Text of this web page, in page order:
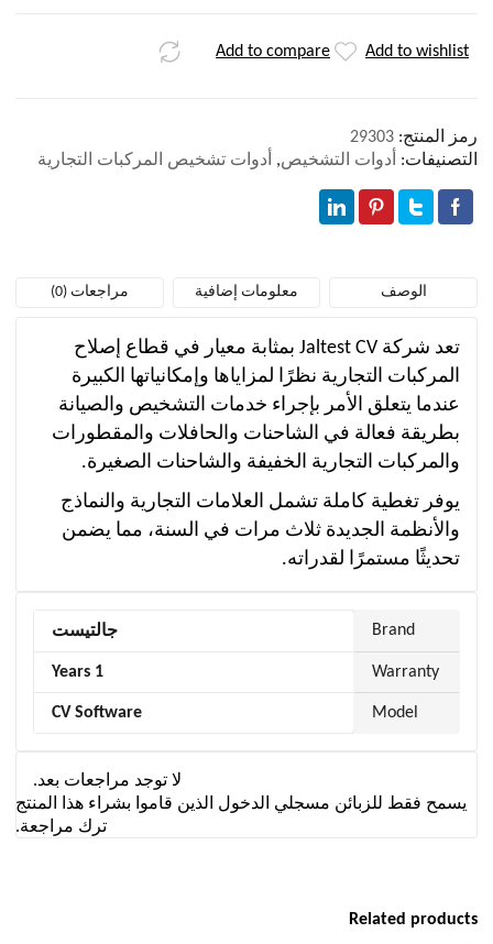
Add to wishlist
Add to compare
رمز المنتج: 29303
التصنيفات:
أدوات التشخيص, أدوات تشخيص المركبات التجارية
الوصف معلومات إضافية مراجعات (0)
تعد شركة Jaltest CV بمثابة معيار في قطاع إصلاح
المركبات التجارية نظرًا لمزاياها وإمكانياتها الكبيرة
عندما يتعلق الأمر بإجراء خدمات التشخيص والصيانة
بطريقة فعالة في الشاحنات والحافلات والمقطورات
والمركبات التجارية الخفيفة والشاحنات الصغيرة.
يوفر تغطية كاملة تشمل العلامات التجارية والنماذج
والأنظمة الجديدة ثلاث مرات في السنة، مما يضمن
تحديثًا مستمرًا لقدراته.
Brand جالتيست
Warranty
1 Years
Model
CV Software
لا توجد مراجعات بعد.
يسمح فقط للزبائن مسجلي الدخول الذين قاموا بشراء هذا المنتج
ترك مراجعة.
Related products